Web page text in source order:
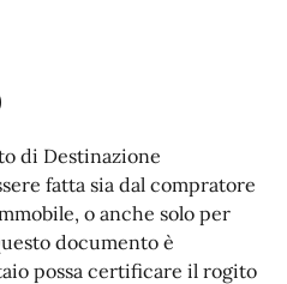
di Destinazione
fatta sia dal compratore
o anche solo per
documento è
possa certificare il rogito